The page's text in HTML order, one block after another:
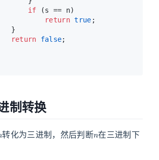
if (s == n)
return true ;
}
return
false;
制转换
转化为三进制，然后判断 在三进制下